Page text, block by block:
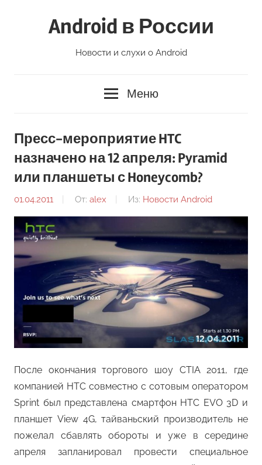
Android в России
Новости и слухи о Android
Меню
Пресс-мероприятие HTC
назначено на 12 апреля: Pyramid
или планшеты с Honeycomb?
01.04.2011 От: alex Из: Новости Android
После окончания торгового шоу CTIA 2011, где
компанией HTC совместно с сотовым оператором
Sprint был представлена смартфон HTC EVO 3D и
планшет View 4G, тайваньский производитель не
пожелал сбавлять обороты и уже в середине
апреля запланировал провести специальное